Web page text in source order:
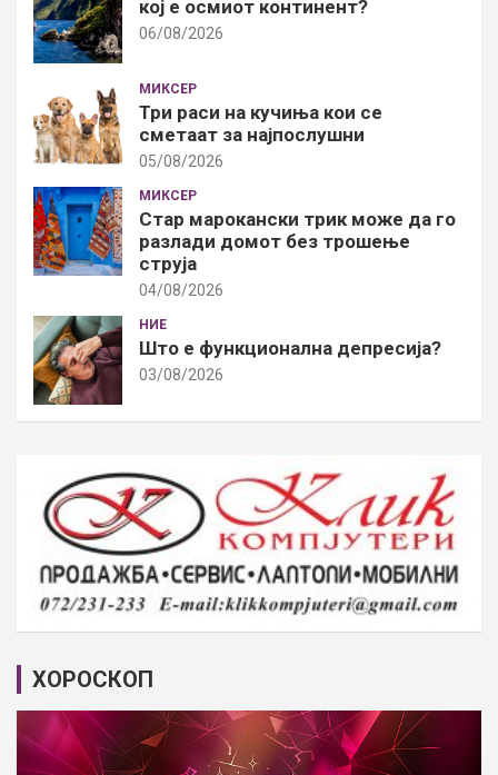
кој е осмиот континент?
06/08/2026
МИКСЕР
Три раси на кучиња кои се
сметаат за најпослушни
05/08/2026
МИКСЕР
Стар марокански трик може да го
разлади домот без трошење
струја
04/08/2026
НИЕ
Што е функционална депресија?
03/08/2026
ХОРОСКОП